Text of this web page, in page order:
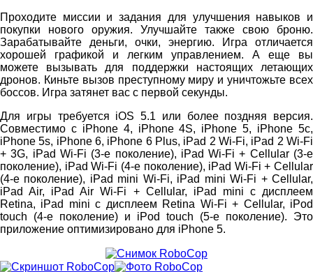
Проходите миссии и задания для улучшения навыков и
покупки нового оружия. Улучшайте также свою броню.
Зарабатывайте деньги, очки, энергию. Игра отличается
хорошей графикой и легким управлением. А еще вы
можете вызывать для поддержки настоящих летающих
дронов. Киньте вызов преступному миру и уничтожьте всех
боссов. Игра затянет вас с первой секунды.
Для игры требуется iOS 5.1 или более поздняя версия.
Совместимо с iPhone 4, iPhone 4S, iPhone 5, iPhone 5c,
iPhone 5s, iPhone 6, iPhone 6 Plus, iPad 2 Wi-Fi, iPad 2 Wi-Fi
+ 3G, iPad Wi-Fi (3-е поколение), iPad Wi-Fi + Cellular (3-е
поколение), iPad Wi-Fi (4-е поколение), iPad Wi-Fi + Cellular
(4-е поколение), iPad mini Wi-Fi, iPad mini Wi-Fi + Cellular,
iPad Air, iPad Air Wi-Fi + Cellular, iPad mini с дисплеем
Retina, iPad mini с дисплеем Retina Wi-Fi + Cellular, iPod
touch (4-е поколение) и iPod touch (5-е поколение). Это
приложение оптимизировано для iPhone 5.